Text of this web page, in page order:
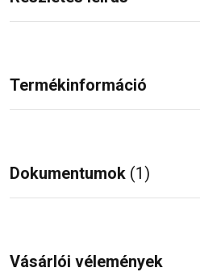
Termékinformáció
Dokumentumok (1)
Vásárlói vélemények